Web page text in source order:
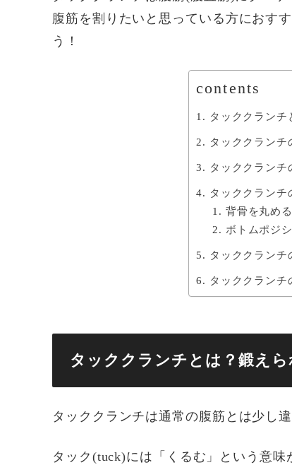
腹筋を割りたいと思っている方におす
う！
contents
タッククランチ
タッククランチ
タッククランチ
タッククランチ
背骨を丸め
ボトムポジ
タッククランチ
タッククランチ
タッククランチとは？鍛えら
タッククランチは通常の腹筋とは少し
タック(tuck)には「くるむ」という意